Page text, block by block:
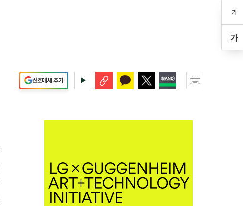
가
가
선호매체 추가